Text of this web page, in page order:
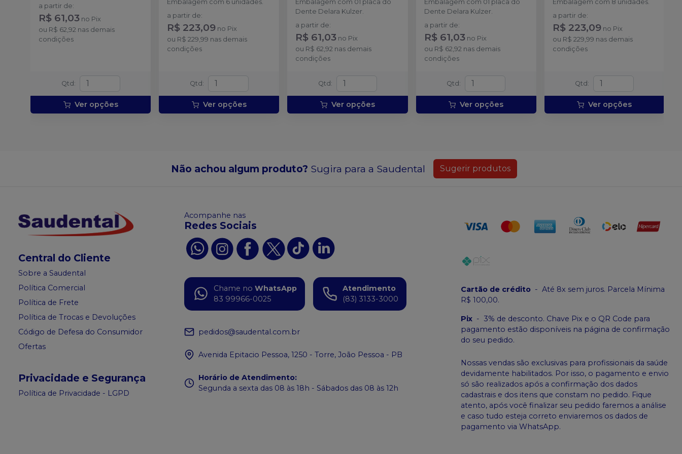
M6 (66)
Produto
esgotado
Produto
esgotado
Avise-me
esgotado
Avise-me
a partir de:
R$ 61,03 no Pix
ou R$ 62,92 nas demais
condições
Qtd :
Ver opções
Embalagem com 6 unidades.
a partir de:
R$ 223,09 no Pix
ou R$ 229,99 nas demais
condições
Qtd :
Ver opções
Embalagem com 01 placa do
Dente Delara Kulzer.
a partir de:
R$ 61,03 no Pix
ou R$ 62,92 nas demais
condições
Qtd :
Ver opções
Embalagem com 01 placa do
Dente Delara Kulzer.
a partir de:
R$ 61,03 no Pix
ou R$ 62,92 nas demais
condições
Qtd :
Ver opções
Embalagem com 8 unidades.
a partir de:
R$ 223,09 no Pix
ou R$ 229,99 nas demais
condições
Qtd :
Ver opções
Não achou algum produto? Sugira para a Saudental Sugerir produtos
Central do Cliente
Sobre a Saudental
Política Comercial
Política de Frete
Política de Trocas e Devoluções
Código de Defesa do Consumidor
Ofertas
Privacidade e Segurança
Política de Privacidade - LGPD
Acompanhe nas
Redes Sociais
Chame no WhatsApp
83 99966-0025
Atendimento
(83) 3133-3000
pedidos@saudental.com.br
Avenida Epitacio Pessoa, 1250 - Torre, João Pessoa - PB
Horário de Atendimento:
Segunda a sexta das 08 às 18h - Sábados das 08 às 12h
Cartão de crédito - Até 8x sem juros. Parcela Mínima
R$ 100,00.
Pix - 3% de desconto. Chave Pix e o QR Code para
pagamento estão disponíveis na página de confirmação
do seu pedido.
Nossas vendas são exclusivas para profissionais da saúde
devidamente habilitados. Por isso, o pagamento e envio
só são realizados após a confirmação dos dados
cadastrais e dos itens que constam no pedido. Fique
atento, após você finalizar seu pedido faremos a análise
e caso tudo esteja correto enviaremos os dados de
pagamento via WhatsApp.